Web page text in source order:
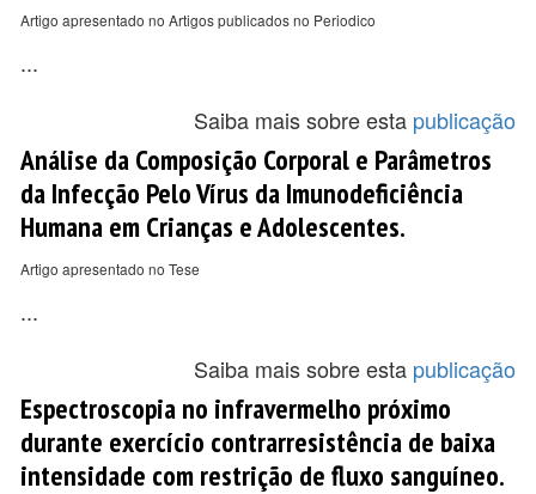
Artigo apresentado no Artigos publicados no Periodico
...
Saiba mais sobre esta publicação
Análise da Composição Corporal e Parâmetros
da Infecção Pelo Vírus da Imunodeficiência
Humana em Crianças e Adolescentes.
Artigo apresentado no Tese
...
Saiba mais sobre esta publicação
Espectroscopia no infravermelho próximo
durante exercício contrarresistência de baixa
intensidade com restrição de fluxo sanguíneo.